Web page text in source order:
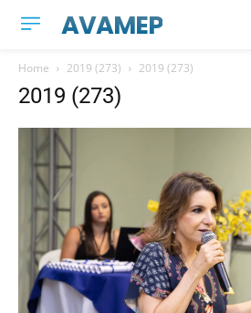
AVAMEP
Home 2019 (273) 2019 (273)
2019 (273)